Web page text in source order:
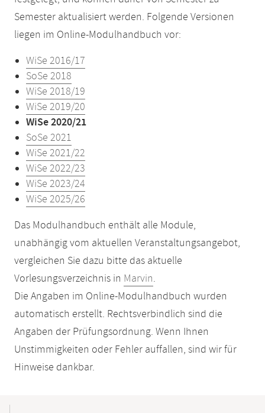
Semester aktualisiert werden. Folgende Versionen
liegen im Online-Modulhandbuch vor:
WiSe 2016/17
SoSe 2018
WiSe 2018/19
WiSe 2019/20
WiSe 2020/21
SoSe 2021
WiSe 2021/22
WiSe 2022/23
WiSe 2023/24
WiSe 2025/26
Das Modulhandbuch enthält alle Module,
unabhängig vom aktuellen Veranstaltungsangebot,
vergleichen Sie dazu bitte das aktuelle
Vorlesungsverzeichnis in Marvin.
Die Angaben im Online-Modulhandbuch wurden
automatisch erstellt. Rechtsverbindlich sind die
Angaben der Prüfungsordnung. Wenn Ihnen
Unstimmigkeiten oder Fehler auffallen, sind wir für
Hinweise dankbar.